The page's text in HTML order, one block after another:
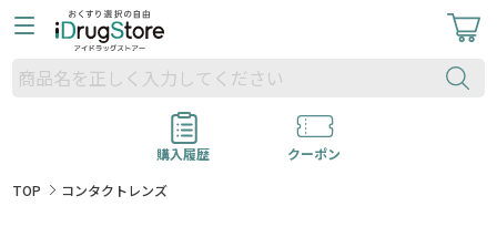
購入履歴
クーポン
TOP
コンタクトレンズ